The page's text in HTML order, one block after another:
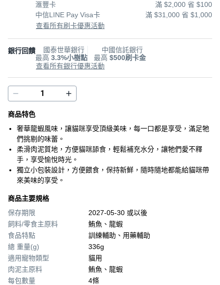
滙豐卡
滿 $2,000 省 $100
中信LINE Pay Visa卡
滿 $31,000 省 $1,000
查看所有刷卡優惠活動
銀行回饋
國泰世華銀行
最高 3.3%小樹點
中國信託銀行
最高 $500刷卡金
查看所有銀行優惠活動
商品特色
奢華龍蝦風味，讓貓咪享受頂級美味，每一口都是享受，滿足牠
們挑剔的味蕾。
柔滑肉泥質地，方便貓咪舔食，輕鬆補充水分，讓牠們愛不釋
手，享受愉悅時光。
獨立小包裝設計，方便餵食，保持新鮮，隨時隨地都能給貓咪帶
來美味的享受。
商品主要規格
保存期限
2027-05-30 或以後
飼料/零食主原料
鮪魚、龍蝦
食品特點
訓練輔助、用藥輔助
總 重量(g)
336g
適用寵物類型
貓用
肉泥主原料
鮪魚、龍蝦
每包數量
4條